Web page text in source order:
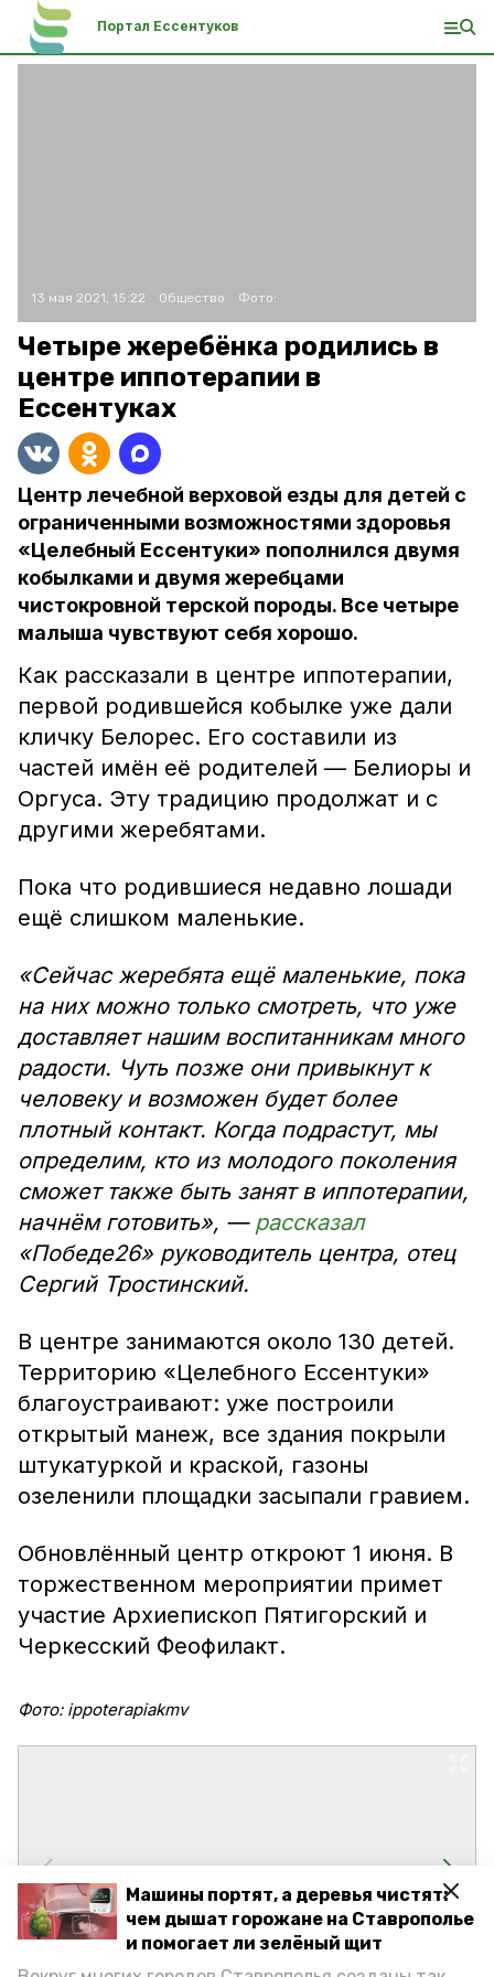
Машины портят, а деревья чистят:
чем дышат горожане на Ставрополье
и помогает ли зелёный щит
Портал Ессентуков
13 мая 2021, 15:22 Общество Фото:
Четыре жеребёнка родились в
центре иппотерапии в
Ессентуках
Центр лечебной верховой езды для детей с
ограниченными возможностями здоровья
«Целебный Ессентуки» пополнился двумя
кобылками и двумя жеребцами
чистокровной терской породы. Все четыре
малыша чувствуют себя хорошо.
Как рассказали в центре иппотерапии,
первой родившейся кобылке уже дали
кличку Белорес. Его составили из
частей имён её родителей — Белиоры и
Оргуса. Эту традицию продолжат и с
другими жеребятами.
Пока что родившиеся недавно лошади
ещё слишком маленькие.
«Сейчас жеребята ещё маленькие, пока
на них можно только смотреть, что уже
доставляет нашим воспитанникам много
радости. Чуть позже они привыкнут к
человеку и возможен будет более
плотный контакт. Когда подрастут, мы
определим, кто из молодого поколения
сможет также быть занят в иппотерапии,
начнём готовить», — рассказал
«Победе26» руководитель центра, отец
Сергий Тростинский.
В центре занимаются около 130 детей.
Территорию «Целебного Ессентуки»
благоустраивают: уже построили
открытый манеж, все здания покрыли
штукатуркой и краской, газоны
озеленили площадки засыпали гравием.
Обновлённый центр откроют 1 июня. В
торжественном мероприятии примет
участие Архиепископ Пятигорский и
Черкесский Феофилакт.
Фото: ippoterapiakmv